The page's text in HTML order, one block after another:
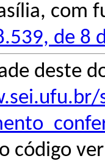
com
de 8
deste
código